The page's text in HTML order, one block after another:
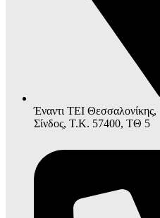
Έναντι ΤΕΙ Θεσσαλονίκης,
Σίνδος, Τ.Κ. 57400, ΤΘ 5